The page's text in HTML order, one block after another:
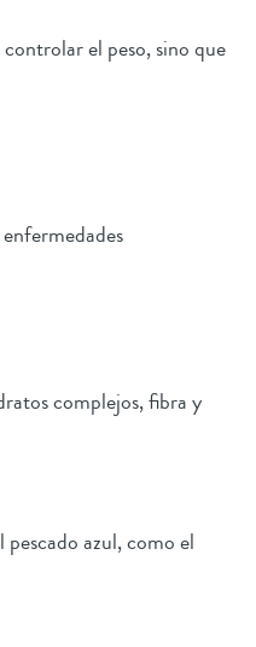
el peso, sino que
complejos, fibra y
azul, como el